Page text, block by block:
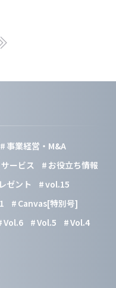
事業経営・M&A
ービス
お役立ち情報
ゼント
vol.15
Canvas[特別号]
Vol.6 Vol.5
Vol.4